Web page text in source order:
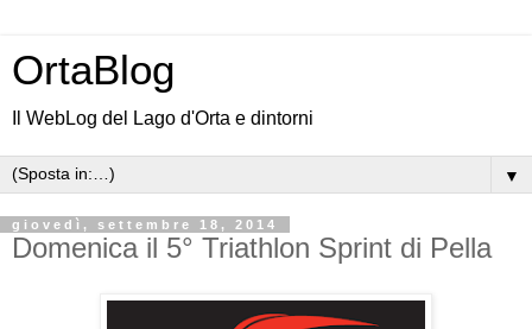
OrtaBlog
Il WebLog del Lago d'Orta e dintorni
▼
giovedì, settembre 18, 2014
Domenica il 5° Triathlon Sprint di Pella